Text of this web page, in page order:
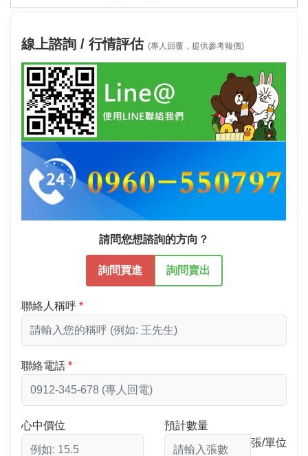
線上諮詢 / 行情評估 (專人回覆，提供參考報價)
請問您想諮詢的方向？
詢問買進 詢問賣出
聯絡人稱呼
聯絡電話
心中價位
預計數量
張/單位